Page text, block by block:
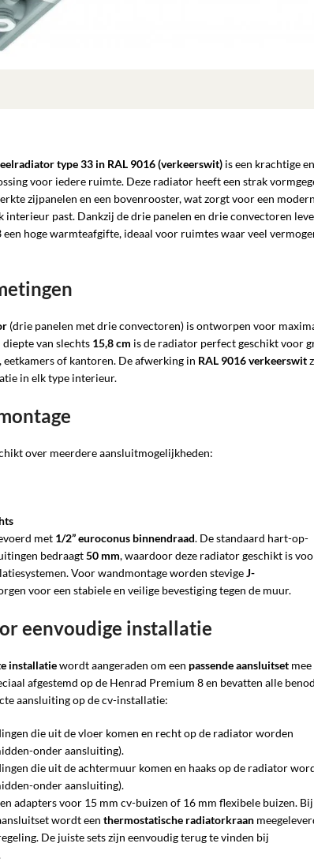
om te vergroten
type 33 in RAL 9016 (verkeerswit) is een krachtige en
voor iedere ruimte. Deze radiator heeft een strak
zijpanelen en een bovenrooster, wat zorgt voor een
past. Dankzij de drie panelen en drie convectoren
hoge warmteafgifte, ideaal voor ruimtes waar veel
(drie panelen met drie convectoren) is ontworpen voor
van slechts 15,8 cm is de radiator perfect geschikt voor
of kantoren. De afwerking in RAL 9016 verkeerswit
in elk type interieur.
over meerdere aansluitmogelijkheden:
met 1/2” euroconus binnendraad. De standaard hart-op-
bedraagt50 mm, waardoor deze radiator geschikt is
Voor wandmontage worden stevigeJ-
voor een stabiele en veilige bevestiging tegen de muur.
eenvoudige installatie
installatiewordt aangeraden om een passende aansluitset
afgestemd op de Henrad Premium 8 en bevatten alle
aansluiting op de cv-installatie:
die uit de vloer komen en recht op de radiator worden
onder aansluiting).
die uit de achtermuur komen en haaks op de radiator
onder aansluiting).
adapters voor 15 mm cv-buizen of 16 mm flexibele buizen.
wordt een thermostatische radiatorkraan
De juiste sets zijn eenvoudig terug te vinden bij